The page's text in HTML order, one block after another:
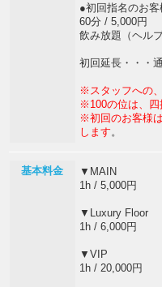
●初回指名のお客
60分 / 5,000円
飲み放題（ヘル
初回延長・・・
※スタッフへの
※100の位は、四
※初回のお客様
します 。
基本料金
▼MAIN
1h / 5,000円
▼Luxury Floor
1h / 6,000円
▼VIP
1h / 20,000円